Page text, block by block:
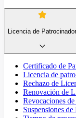
Licencia de Patrocinador
Certificado de
Licencia de
Rechazo de
Renovación de
Revocaciones
Suspensiones